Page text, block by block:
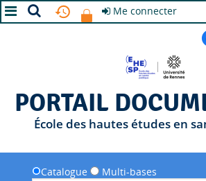
Me connecter
PORTAIL
École des hautes études en
Catalogue Multi-bases